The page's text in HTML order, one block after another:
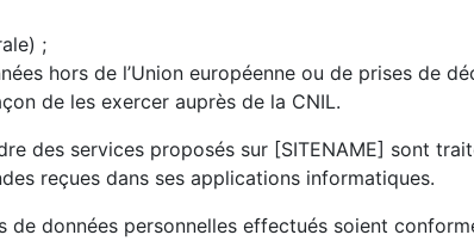
;
hors de l’Union européenne ou de prises de
de les exercer auprès de la CNIL.
des services proposés sur [SITENAME] sont
reçues dans ses applications informatiques.
de données personnelles effectués soient